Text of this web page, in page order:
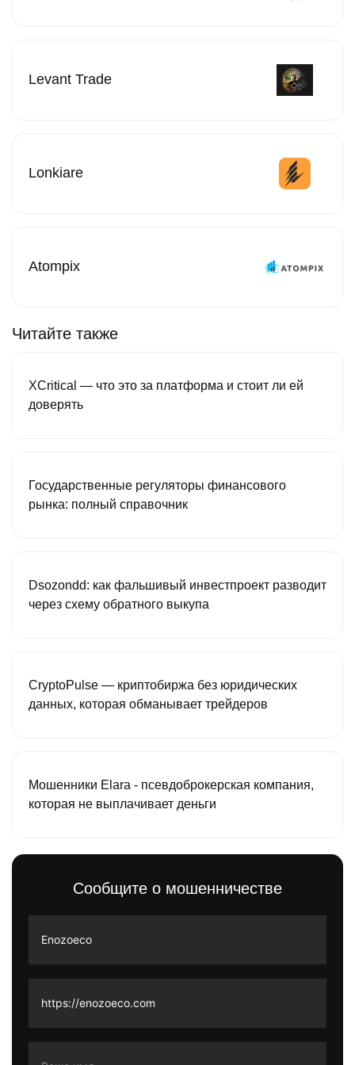
Levant Trade
Lonkiare
Atompix
Читайте также
XCritical — что это за платформа и стоит ли ей
доверять
Государственные регуляторы финансового
рынка: полный справочник
Dsozondd: как фальшивый инвестпроект разводит
через схему обратного выкупа
CryptoPulse — криптобиржа без юридических
данных, которая обманывает трейдеров
Мошенники Elara - псевдоброкерская компания,
которая не выплачивает деньги
Сообщите о мошенничестве